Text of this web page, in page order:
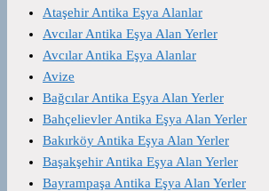
Ataşehir Antika Eşya Alanlar
Avcılar Antika Eşya Alan Yerler
Avcılar Antika Eşya Alanlar
Avize
Bağcılar Antika Eşya Alan Yerler
Bahçelievler Antika Eşya Alan Yerler
Bakırköy Antika Eşya Alan Yerler
Başakşehir Antika Eşya Alan Yerler
Bayrampaşa Antika Eşya Alan Yerler